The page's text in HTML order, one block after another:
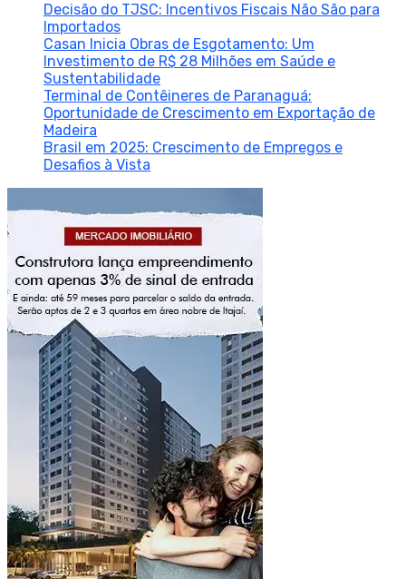
Decisão do TJSC: Incentivos Fiscais Não São para
Importados
Casan Inicia Obras de Esgotamento: Um
Investimento de R$ 28 Milhões em Saúde e
Sustentabilidade
Terminal de Contêineres de Paranaguá:
Oportunidade de Crescimento em Exportação de
Madeira
Brasil em 2025: Crescimento de Empregos e
Desafios à Vista